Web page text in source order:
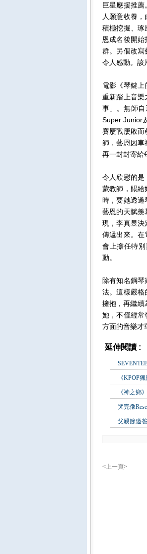
巨星應援推薦
人願意收養
積極挖掘、琢
恩成名後開
群。另個改寫
令人感動。該
電影《琴鍵上
重新踏上音樂
事」。無師
Super Junior
賽屢戰屢敗而
師，藝恩因車
再一封封寄給
令人欣慰的是
蒙教師，賜給
時，要她透過
藝恩的天賦羨
現，李真昱決
傳遞出來。在
會上擔任特
動。
除有知名鋼
法。這樣嚴格
擁抱，再繼續
她，不僅經常
方面的音樂才
延伸閱讀 :
《KPOP
《神之鄉
哭完像
父親節邀
<上一頁>